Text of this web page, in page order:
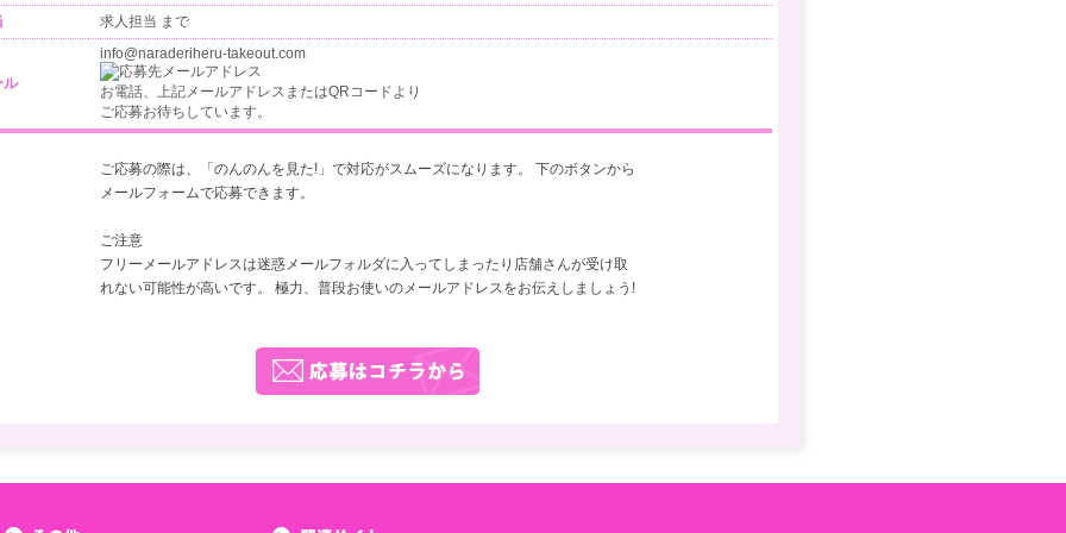
求人担当 まで
ル
info@naraderiheru-takeout.com
お電話、上記メールアドレスまたはQRコードより
ご応募お待ちしています。
ご応募の際は、「 のんのんを見た! 」で対応がスムーズになります。 下のボタンから
メールフォームで応募できます。
ご注意
フリーメールアドレスは迷惑メールフォルダに入ってしまったり店舗さんが受け取
れない可能性が高いです。 極力、普段お使いのメールアドレスをお伝えしましょう!